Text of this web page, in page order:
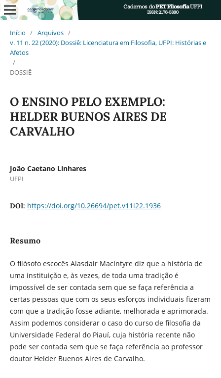
Início / Arquivos /
v. 11 n. 22 (2020): Dossiê: Licenciatura em Filosofia, UFPI: Histórias e
Afetos
/
DOSSIÊ
O ENSINO PELO EXEMPLO:
HELDER BUENOS AIRES DE
CARVALHO
João Caetano Linhares
UFPI
DOI: https://doi.org/10.26694/pet.v11i22.1936
Resumo
O filósofo escocês Alasdair MacIntyre diz que a história de
uma instituição e, às vezes, de toda uma tradição é
impossível de ser contada sem que se faça referência a
certas pessoas que com os seus esforços individuais fizeram
com que a tradição fosse adiante, melhorada e aprimorada.
Assim podemos considerar o caso do curso de filosofia da
Universidade Federal do Piauí, cuja história recente não
pode ser contada sem que se faça referência ao professor
doutor Helder Buenos Aires de Carvalho.